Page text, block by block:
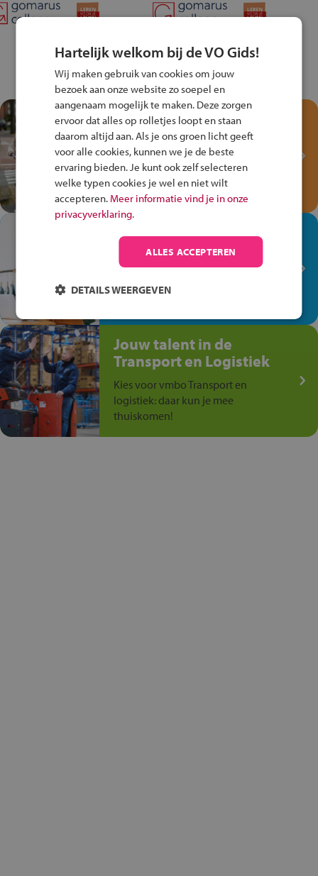
Test je kennis met het
Fiets Veilig
Verkeersspel!
Speel het Fiets Veilig Verkeersspel
en win een Cortina-fiets!
In de winkel ben je op je
plek!
op de winkelvloer, waar elke dag
Jouw talent in de
Transport en Logistiek
Kies voor vmbo Transport en
logistiek: daar kun je mee
thuiskomen!
Hartelijk welkom bij de VO Gids!
Wij maken gebruik van cookies om jouw
bezoek aan onze website zo soepel en
aangenaam mogelijk te maken. Deze zorgen
ervoor dat alles op rolletjes loopt en staan
daarom altijd aan. Als je ons groen licht geeft
voor alle cookies, kunnen we je de beste
ervaring bieden. Je kunt ook zelf selecteren
welke typen cookies je wel en niet wilt
accepteren. Meer informatie vind je in onze
privacyverklaring.
ALLES ACCEPTEREN
DETAILS WEERGEVEN